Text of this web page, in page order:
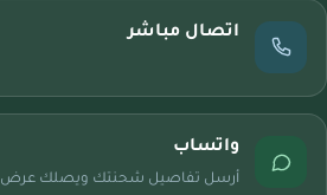
اتصال مباشر
واتساب
أرسل تفاصيل شحنتك ويصلك عرض